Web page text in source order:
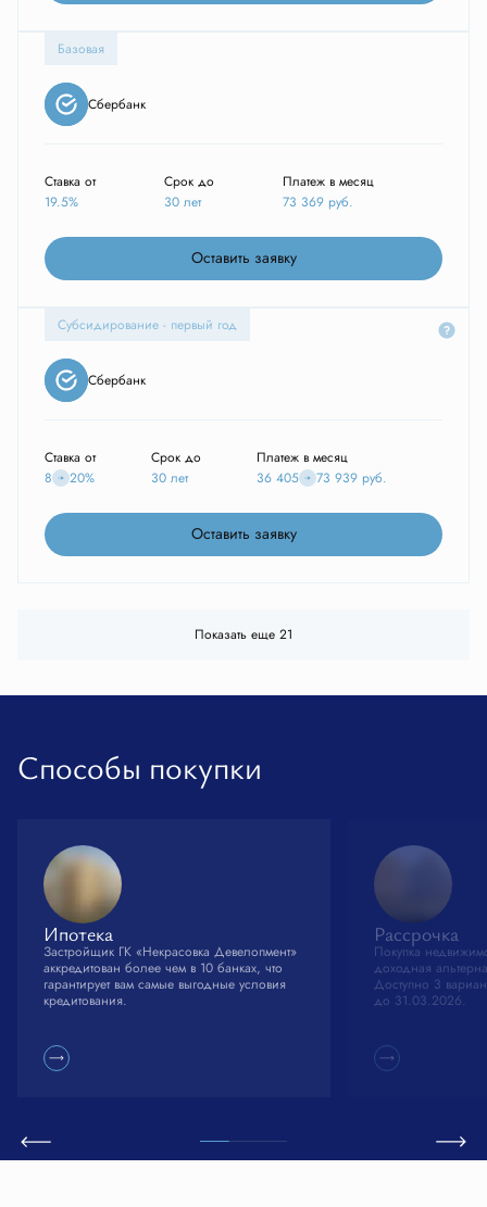
Базовая
Сбербанк
Ставка от
19.5%
Срок до
30 лет
Платеж в месяц
73 369 руб.
Оставить заявку
Субсидирование - первый год
Сбербанк
Ставка от
8
20%
Срок до
30 лет
Платеж в месяц
36 405
73 939 руб.
Оставить заявку
Показать еще 21
Способы покупки
Ипотека
Застройщик ГК «Некрасовка Девелопмент»
аккредитован более чем в 10 банках, что
гарантирует вам самые выгодные условия
кредитования.
Рассрочка
Покупка
доходная
Доступно 3
до 31.03.2026.